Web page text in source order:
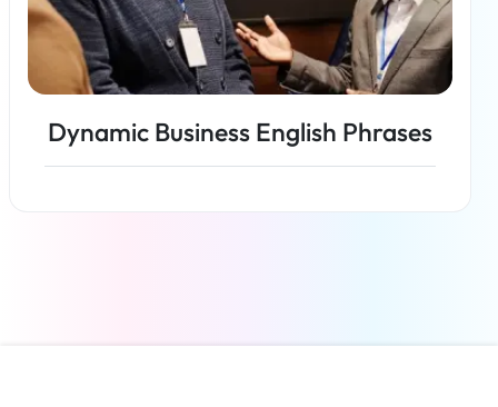
Dynamic Business English Phrases